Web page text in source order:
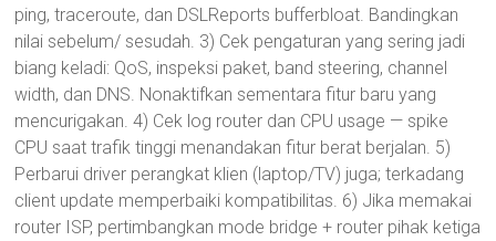
ping, traceroute, dan DSLReports bufferbloat. Bandingkan
nilai sebelum/ sesudah. 3) Cek pengaturan yang sering jadi
biang keladi: QoS, inspeksi paket, band steering, channel
width, dan DNS. Nonaktifkan sementara fitur baru yang
mencurigakan. 4) Cek log router dan CPU usage — spike
CPU saat trafik tinggi menandakan fitur berat berjalan. 5)
Perbarui driver perangkat klien (laptop/TV) juga; terkadang
client update memperbaiki kompatibilitas. 6) Jika memakai
router ISP, pertimbangkan mode bridge + router pihak ketiga